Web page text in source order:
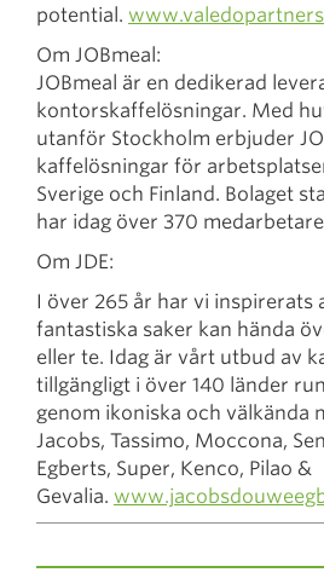
potential.
Om JOBmeal:
JOBmeal är en dedikerad
kontorskaffelösningar. Med
utanför Stockholm erbjuder
kaffelösningar för
Sverige och Finland. Bolaget
har idag över 370
Om JDE:
I över 265 år har vi inspirerats
fantastiska saker kan hända
eller te. Idag är vårt utbud av
tillgängligt i över 140 länder
genom ikoniska och välkända
Jacobs, Tassimo, Moccona,
Egberts, Super, Kenco, Pilao &
Gevalia.